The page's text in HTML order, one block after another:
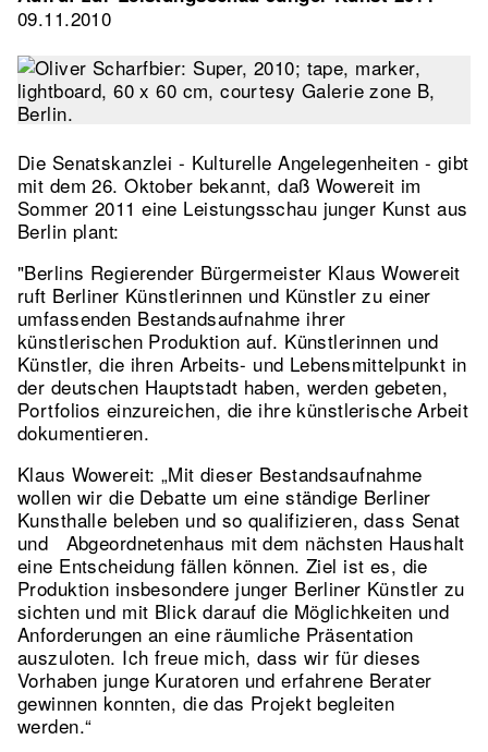
2nd
09.11.2010
Die Senatskanzlei - Kulturelle Angelegenheiten - gibt
mit dem 26. Oktober bekannt, daß Wowereit im
Sommer 2011 eine Leistungsschau junger Kunst aus
Berlin plant:
"Berlins Regierender Bürgermeister Klaus Wowereit
ruft Berliner Künstlerinnen und Künstler zu einer
umfassenden Bestandsaufnahme ihrer
künstlerischen Produktion auf. Künstlerinnen und
Künstler, die ihren Arbeits- und Lebensmittelpunkt in
der deutschen Hauptstadt haben, werden gebeten,
Portfolios einzureichen, die ihre künstlerische Arbeit
dokumentieren.
Klaus Wowereit: „Mit dieser Bestandsaufnahme
wollen wir die Debatte um eine ständige Berliner
Kunsthalle beleben und so qualifizieren, dass Senat
und Abgeordnetenhaus mit dem nächsten Haushalt
eine Entscheidung fällen können. Ziel ist es, die
Produktion insbesondere junger Berliner Künstler zu
sichten und mit Blick darauf die Möglichkeiten und
Anforderungen an eine räumliche Präsentation
auszuloten. Ich freue mich, dass wir für dieses
Vorhaben junge Kuratoren und erfahrene Berater
gewinnen konnten, die das Projekt begleiten
werden.“